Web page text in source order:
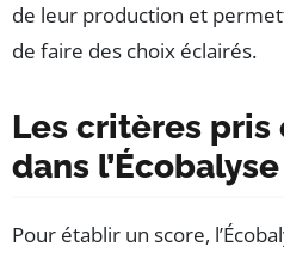
de leur production et
de faire des choix éclairés.
Les critères pris
dans l’Écobalyse
Pour établir un score,